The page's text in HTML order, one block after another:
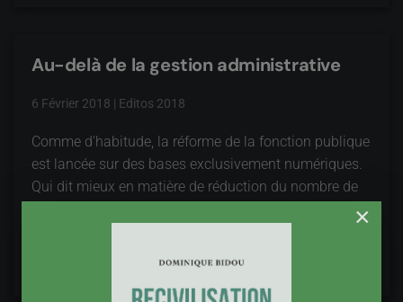
Au-delà de la gestion administrative
6 Février 2018 | Editos 2018
Comme d'habitude, la réforme de la fonction publique
est lancée sur des bases exclusivement numériques.
Qui dit mieux en matière de réduction du nombre de
×